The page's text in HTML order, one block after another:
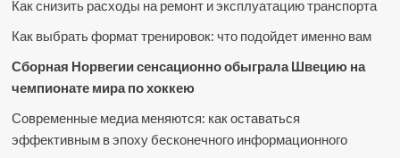
Как снизить расходы на ремонт и эксплуатацию транспорта
Как выбрать формат тренировок: что подойдет именно вам
Сборная Норвегии сенсационно обыграла Швецию на
чемпионате мира по хоккею
Современные медиа меняются: как оставаться
эффективным в эпоху бесконечного информационного